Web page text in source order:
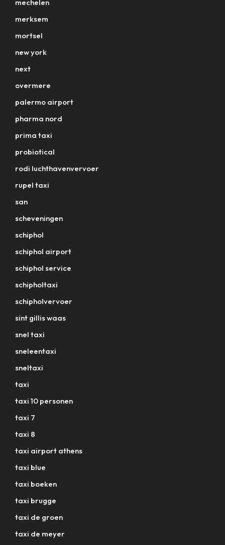
mechelen
merksem
mortsel
new york
next
overmere
palermo airport
pharma nord
prima taxi
probiotical
rodi luchthavenvervoer
rupel taxi
san
scheveningen
schiphol
schiphol airport
schiphol service
schipholtaxi
schipholvervoer
sint gillis waas
snel taxi
sneleentaxi
sneltaxi
taxi
taxi 10 personen
taxi 7
taxi 8
taxi airport athens
taxi blue
taxi boeken
taxi brugge
taxi de groen
taxi de meyer